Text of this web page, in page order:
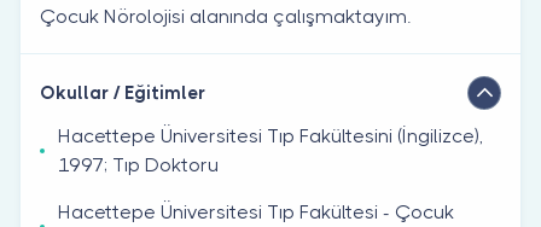
Çocuk Nörolojisi alanında çalışmaktayım.
Okullar / Eğitimler
Hacettepe Üniversitesi Tıp Fakültesini (İngilizce),
1997; Tıp Doktoru
Hacettepe Üniversitesi Tıp Fakültesi - Çocuk